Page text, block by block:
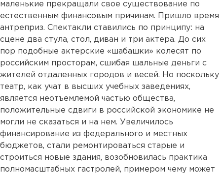
маленькие прекращали свое существование по
естественным финансовым причинам. Пришло время
антреприз. Спектакли ставились по принципу: на
сцене два стула, стол, диван и три актера. До сих
пор подобные актерские «шабашки» колесят по
российским просторам, сшибая шальные деньги с
жителей отдаленных городов и весей. Но поскольку
театр, как учат в высших учебных заведениях,
является неотъемлемой частью общества,
положительные сдвиги в российской экономике не
могли не сказаться и на нем. Увеличилось
финансирование из федерального и местных
бюджетов, стали ремонтироваться старые и
строиться новые здания, возобновилась практика
полномасштабных гастролей, примером чему может